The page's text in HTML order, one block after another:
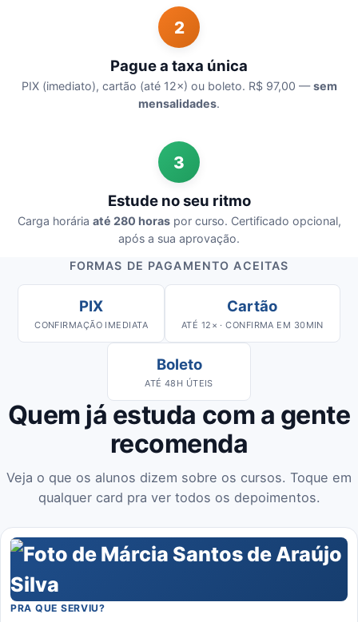
2
Pague a taxa única
PIX (imediato), cartão (até 12×) ou boleto. R$ 97,00 —sem
mensalidades.
3
Estude no seu ritmo
Carga horária até 280 horaspor curso. Certificado opcional,
após a sua aprovação.
FORMAS DE PAGAMENTO ACEITAS
PIX
CONFIRMAÇÃO IMEDIATA
Cartão
ATÉ 12× · CONFIRMA EM 30MIN
Boleto
ATÉ 48H ÚTEIS
Quem já estuda com a gente
recomenda
Veja o que os alunos dizem sobre os cursos. Toque em
qualquer card pra ver todos os depoimentos.
PRA QUE SERVIU?